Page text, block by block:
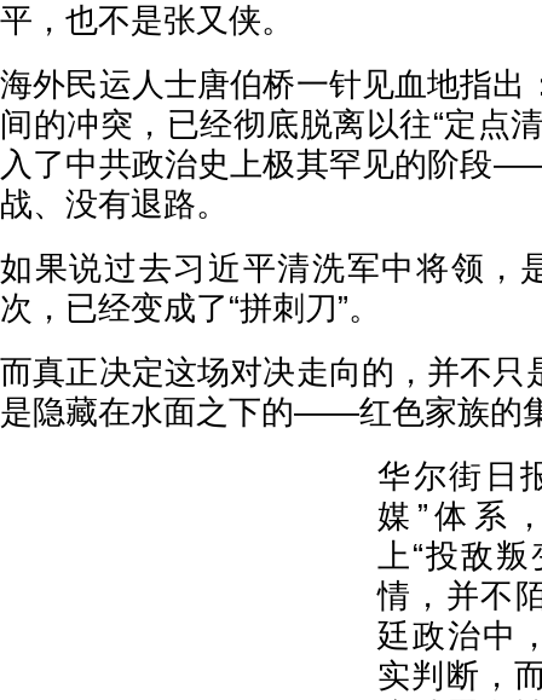
平，也不是张又侠。
海外民运人士唐伯桥一针见血地指出
间的冲突，已经彻底脱离以往“定点
入了中共政治史上极其罕见的阶段
战、没有退路。
如果说过去习近平清洗军中将领，
次，已经变成了“拼刺刀”。
而真正决定这场对决走向的，并不只
是隐藏在水面之下的——红色家族的
华尔街日
媒”体系
上“投敌叛
情，并不
廷政治中
实判断，